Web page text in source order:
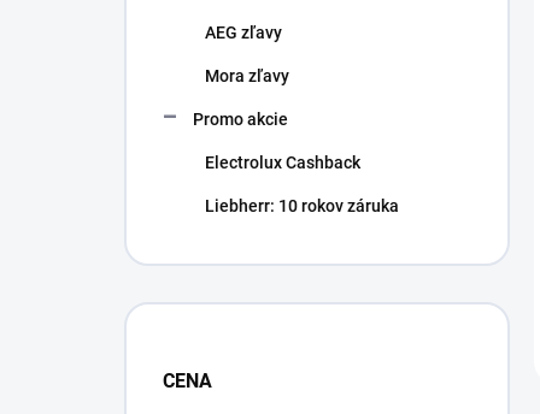
AEG zľavy
Mora zľavy
Promo akcie
Electrolux Cashback
Liebherr: 10 rokov záruka
CENA